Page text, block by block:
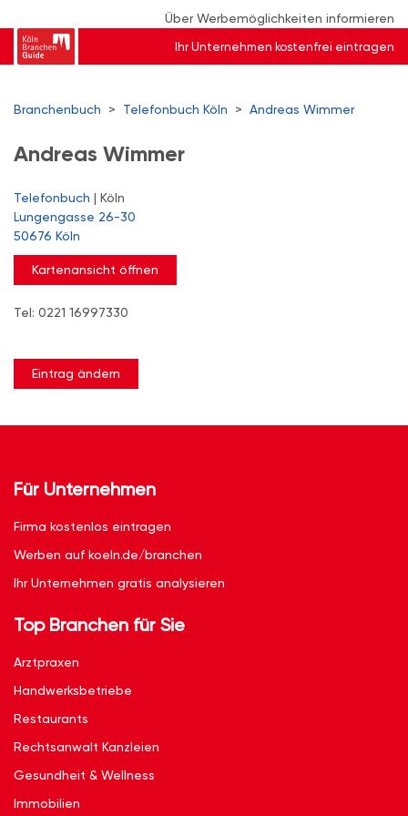
Über Werbemöglichkeiten informieren
Ihr Unternehmen kostenfrei eintragen
Branchenbuch > Telefonbuch Köln > Andreas Wimmer
Andreas Wimmer
Telefonbuch | Köln
Lungengasse 26-30
50676 Köln
Kartenansicht öffnen
Tel: 0221 16997330
Eintrag ändern
Für Unternehmen
Firma kostenlos eintragen
Werben auf koeln.de/branchen
Ihr Unternehmen gratis analysieren
Top Branchen für Sie
Arztpraxen
Handwerksbetriebe
Restaurants
Rechtsanwalt Kanzleien
Gesundheit & Wellness
Immobilien